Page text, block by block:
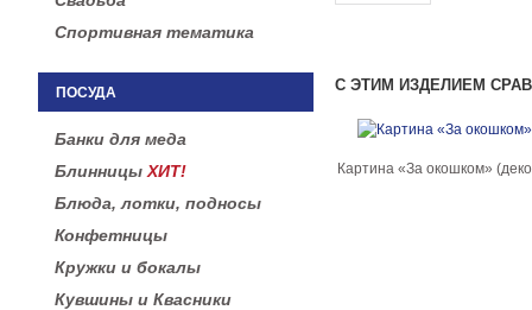
Спортивная тематика
ПОСУДА
Банки для меда
Блинницы ХИТ!
Блюда, лотки, подносы
Конфетницы
Кружки и бокалы
Кувшины и Квасники
С ЭТИМ ИЗДЕЛИЕМ
Картина «За окошком»